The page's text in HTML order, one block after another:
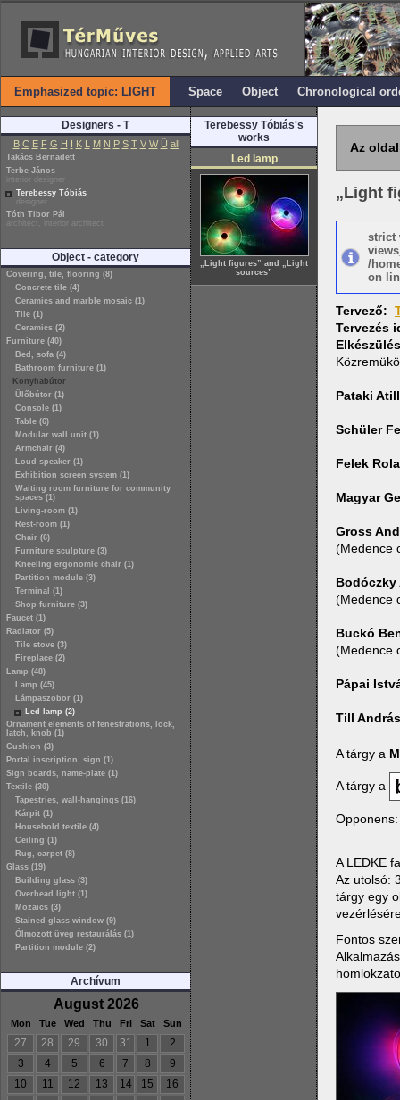
Emphasized topic: LIGHT Space Object Chronological
Designers - T
B C E F G H I K L M N P S T V W Ü all
Takács Bernadett
Terbe János
interior designer
Terebessy Tóbiás
designer
Tóth Tibor Pál
architect, interior architect
Object - category
Covering, tile, flooring (8)
Concrete tile (4)
Ceramics and marble mosaic (1)
Tile (1)
Ceramics (2)
Furniture (40)
Bed, sofa (4)
Bathroom furniture (1)
Konyhabútor
Ülőbútor (1)
Console (1)
Table (6)
Modular wall unit (1)
Armchair (4)
Loud speaker (1)
Exhibition screen system (1)
Waiting room furniture for community
spaces (1)
Living-room (1)
Rest-room (1)
Chair (6)
Furniture sculpture (3)
Kneeling ergonomic chair (1)
Partition module (3)
Terminal (1)
Shop furniture (3)
Faucet (1)
Radiator (5)
Tile stove (3)
Fireplace (2)
Lamp (48)
Lamp (45)
Lámpaszobor (1)
Led lamp (2)
Ornament elements of fenestrations, lock,
latch, knob (1)
Cushion (3)
Portal inscription, sign (1)
Sign boards, name-plate (1)
Textile (30)
Tapestries, wall-hangings (16)
Kárpit (1)
Household textile (4)
Ceiling (1)
Rug, carpet (8)
Glass (19)
Building glass (3)
Overhead light (1)
Mozaics (3)
Stained glass window (9)
Ólmozott üveg restaurálás (1)
Partition module (2)
Archívum
August 2026
Mon Tue Wed Thu Fri Sat Sun
27 28 29 30 31 1
2
3
4 5 6 7 8
9
10
11 12 13 14 15
16
Terebessy Tóbiás's
works
Led lamp
„Light figures” and „Light
sources”
Az
„Light
strict
/
on
Tervező:
Tervezés
Pataki
Schüler
Felek
Magyar
Gross
(Medence
Bodóczky
(Medence
Buckó
(Medence
Pápai
Till András
A tárgy a
A tárgy a
A LEDKE
Az utolsó:
tárgy egy
Fontos